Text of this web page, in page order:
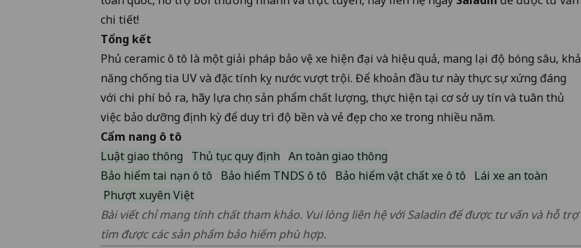
chi tiết!
Tổng kết
Phủ ceramic ô tô là một giải pháp bảo vệ xe hiện đại và hiệu quả, mang lại độ bóng sâu, khả
năng chống tia UV và đặc tính kỵ nước vượt trội. Để khoản đầu tư này thực sự xứng đáng
với chi phí bỏ ra, hãy lựa chọn sản phẩm chất lượng, thực hiện tại cơ sở uy tín và tuân thủ
việc bảo dưỡng định kỳ để duy trì độ bền và vẻ đẹp cho xe trong nhiều năm.
Cẩm nang ô tô
Luật giao thông
Thủ tục quy định An toàn giao thông
Bảo hiểm tai nạn ô tô
Bảo hiểm TNDS ô tô Bảo hiểm vật chất xe ô tô
Lái xe an toàn
Phượt xuyên Việt
Bài viết chỉ mang tính chất tham khảo. Vui lòng liên hệ với Saladin để được tư vấn và hỗ trợ
tìm được các sản phẩm bảo hiểm phù hợp.